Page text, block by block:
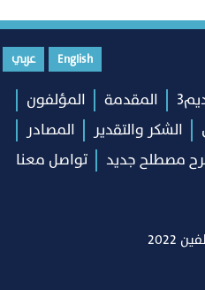
English عربي
المقدمة
المؤلفون
الشكر والتقدير
المصادر
مصطلح جديد
تواصل معنا